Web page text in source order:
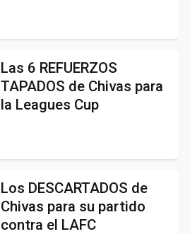
Las 6 REFUERZOS
TAPADOS de Chivas para
la Leagues Cup
Los DESCARTADOS de
Chivas para su partido
contra el LAFC